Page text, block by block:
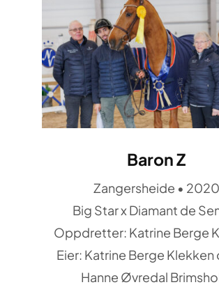
Baron Z
Zangersheide • 2020
Big Star x Diamant de
Oppdretter: Katrine Berge
Eier: Katrine Berge Klekken
Hanne Øvredal